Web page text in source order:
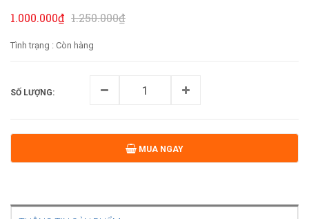
1.000.000₫ 1.250.000₫
Tình trạng : Còn hàng
SỐ LƯỢNG:
MUA NGAY